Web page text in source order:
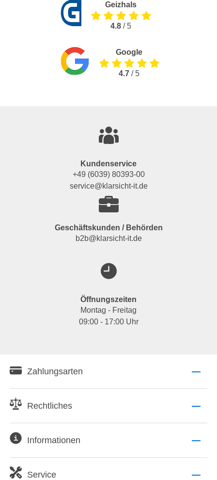
Geizhals
4.8 / 5
Google
4.7 / 5
Kundenservice
+49 (6039) 80393-00
service@klarsicht-it.de
Geschäftskunden / Behörden
b2b@klarsicht-it.de
Öffnungszeiten
Montag - Freitag
09:00 - 17:00 Uhr
Zahlungsarten
Rechtliches
Informationen
Service